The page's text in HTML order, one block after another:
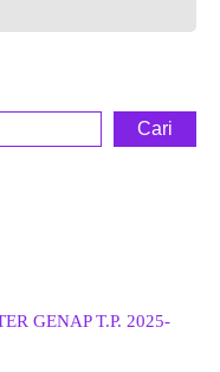
Cari
GENAP T.P. 2025-